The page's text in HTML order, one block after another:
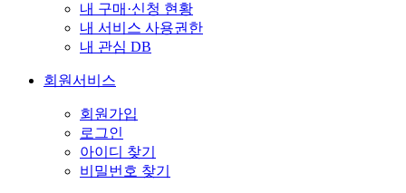
내 구매·신청 현황
내 서비스 사용권한
내 관심 DB
회원서비스
회원가입
로그인
아이디 찾기
비밀번호 찾기